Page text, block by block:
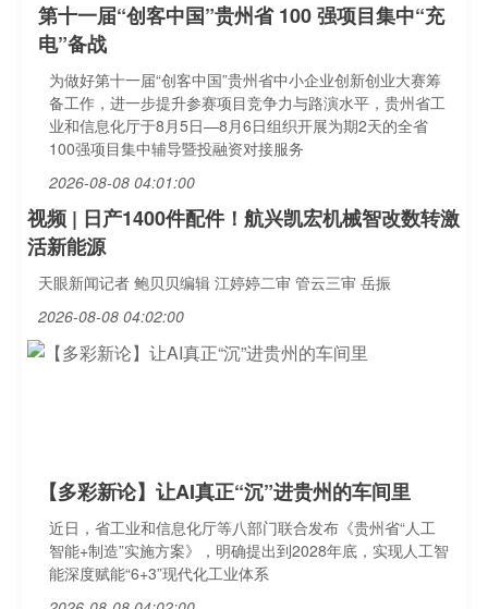
第十一届“创客中国”贵州省 100 强项目集中“充
电”备战
为做好第十一届“创客中国”贵州省中小企业创新创业大赛筹
备工作，进一步提升参赛项目竞争力与路演水平，贵州省工
业和信息化厅于8月5日—8月6日组织开展为期2天的全省
100强项目集中辅导暨投融资对接服务
2026-08-08 04:01:00
视频 | 日产1400件配件！航兴凯宏机械智改数转激
活新能源
天眼新闻记者 鲍贝贝编辑 江婷婷二审 管云三审 岳振
2026-08-08 04:02:00
【多彩新论】让AI真正“沉”进贵州的车间里
近日，省工业和信息化厅等八部门联合发布《贵州省“人工
智能+制造”实施方案》，明确提出到2028年底，实现人工智
能深度赋能“6+3”现代化工业体系